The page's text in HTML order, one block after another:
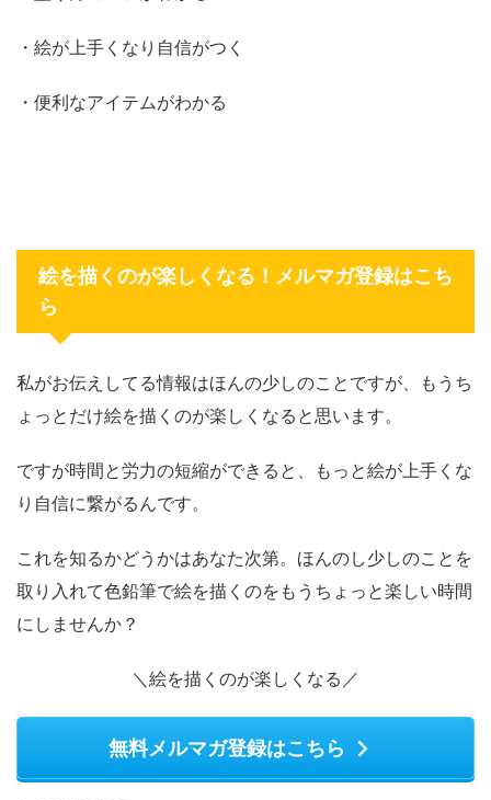
・絵が上手くなり自信がつく
・便利なアイテムがわかる
絵を描くのが楽しくなる！メルマガ登録はこち
ら
私がお伝えしてる情報はほんの少しのことですが、もうち
ょっとだけ絵を描くのが楽しくなると思います。
ですが時間と労力の短縮ができると、もっと絵が上手くな
り自信に繋がるんです。
これを知るかどうかはあなた次第。ほんのし少しのことを
取り入れて色鉛筆で絵を描くのをもうちょっと楽しい時間
にしませんか？
＼絵を描くのが楽しくなる／
無料メルマガ登録はこちら